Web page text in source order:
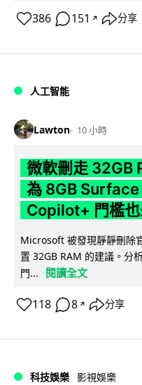
386 151 ↗ 分享
人工智能
Lawton 10 小時
微軟刪走 32GB
為 8GB Surface
Copilot+ 門檻也
Microsoft 被發現靜靜刪除
置 32GB RAM 的建議。分
門...
閱讀全文
118 8 ↗ 分享
科技娛樂 影視娛樂